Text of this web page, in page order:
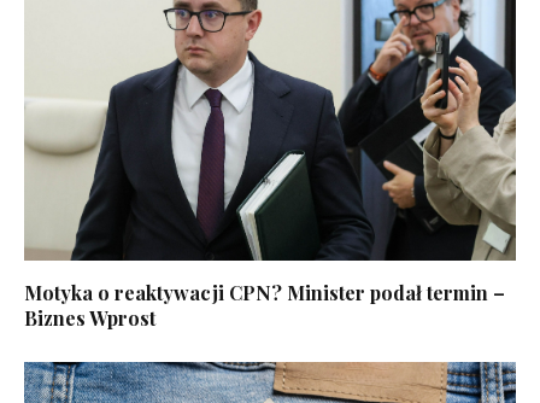
Motyka o reaktywacji CPN? Minister podał termin –
Biznes Wprost